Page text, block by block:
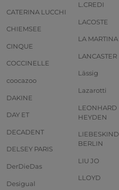
CATERINA LUCCHI
CHIEMSEE
CINQUE
COCCINELLE
coocazoo
DAKINE
DAY ET
DECADENT
DELSEY PARIS
DerDieDas
Desigual
L.CREDI
LACOSTE
LA MARTINA
LANCASTER
Lässig
Lazarotti
LEONHARD
HEYDEN
LIEBESKIND
BERLIN
LIU JO
LLOYD